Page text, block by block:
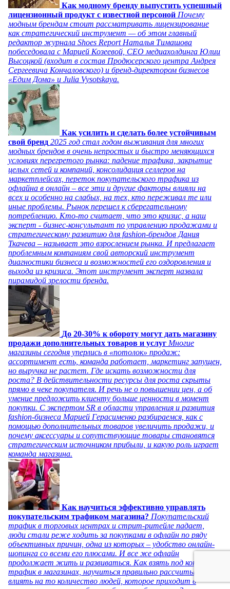
Как модному бренду выпустить успешный
лицензионный продукт с известной персоной Почему
модным брендам стоит рассматривать лицензирование
как стратегический инструмент — об этом главный
редактор журнала Shoes Report Наталья Тимашова
побеседовала с Марией Козеевой, СЕО медиахолдинга Юлии
Высоцкой (входит в состав Продюсерского центра Андрея
Сергеевича Кончаловского) и бренд-директором бизнесов
«Едим Дома» и Julia Vysotskaya.
Как усилить и сделать более устойчивым
свой бренд 2025 год стал годом выживания для многих
модных брендов в очень непростых и быстро меняющихся
условиях перегретого рынка: падение трафика, закрытие
целых сетей и компаний, консолидация селлеров на
маркетплейсах, переток покупательского трафика из
офлайна в онлайн – все эти и другие факторы влияли на
всех и особенно на слабых, на тех, кто переживал те или
иные проблемы. Рынок перешел к сберегательному
потреблению. Кто-то считает, что это кризис, а наш
эксперт - бизнес-консультант по управлению продажами и
стратегическому развитию для fashion-брендов Дания
Ткачева – называет это взрослением рынка. И предлагает
проблемным компаниям свой авторский инструмент
диагностики бизнеса и возможностей его оздоровления и
выхода из кризиса. Этот инструмент эксперт назвала
пирамидой зрелости бренда.
До 20-30% к обороту могут дать магазину
продажи дополнительных товаров и услуг Многие
магазины сегодня уперлись в «потолок» продаж:
ассортимент есть, команда работает, маркетинг запущен,
но выручка не растет. Где искать возможности для
роста? В действительности ресурсы для роста скрыты
прямо в чеке покупателя. И речь не о повышении цен, а об
умение предложить клиенту больше ценности в момент
покупки. С экспертом SR в области управления и развития
fashion-бизнеса Марией Герасименко разбираемся, как с
помощью дополнительных товаров увеличить продажи, и
почему аксессуары и сопутствующие товары становятся
стратегическим источником прибыли, и какую роль играет
команда магазина.
Как научиться эффективно управлять
покупательским трафиком магазина? Покупательский
трафик в торговых центрах и стрит-ритейле падает,
люди стали реже ходить за покупками в офлайн по ряду
объективных причин, одна из которых – удобство онлайн-
шопинга со всеми его плюсами. И все же офлайн
продолжает жить и развиваться. Как взять под контроль
трафик в магазинах, научиться правильно рассчитывать и
влиять на то количество людей, которое приходит в